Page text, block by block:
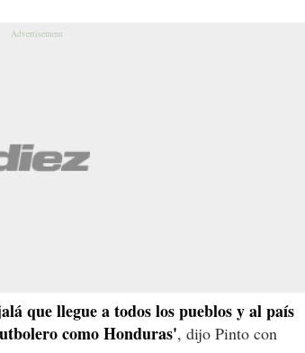
que llegue a todos los pueblos y al país
como Honduras', dijo Pinto con